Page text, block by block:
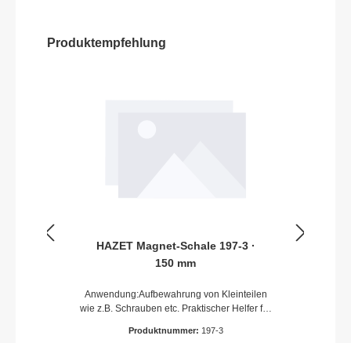
Produktempfehlung
HAZET Magnet-Schale 197-3 ·
150 mm
Anwendung:Aufbewahrung von Kleinteilen
wie z.B. Schrauben etc. Praktischer Helfer für
blau)80 mm gummierter Magnet (ca. 2,5 kg
Produktnummer: 197-3